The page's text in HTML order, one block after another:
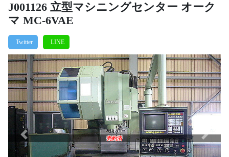
J001126 立型マシニングセンター オーク
マ MC-6VAE
売約済
Previous Next